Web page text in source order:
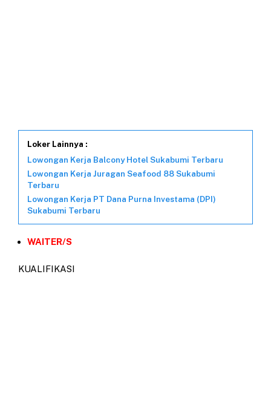
Loker Lainnya :
Lowongan Kerja Balcony Hotel Sukabumi Terbaru
Lowongan Kerja Juragan Seafood 88 Sukabumi
Terbaru
Lowongan Kerja PT Dana Purna Investama (DPI)
Sukabumi Terbaru
WAITER/S
KUALIFIKASI